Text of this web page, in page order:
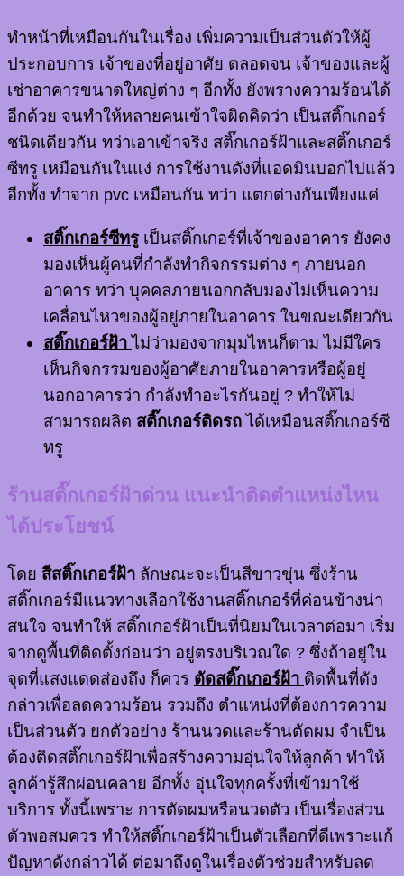
ทำหน้าที่เหมือนกันในเรื่อง เพิ่มความเป็นส่วนตัวให้ผู้
ประกอบการ เจ้าของที่อยู่อาศัย ตลอดจน เจ้าของและผู้
เช่าอาคารขนาดใหญ่ต่าง ๆ อีกทั้ง ยังพรางความร้อนได้
อีกด้วย จนทำให้หลายคนเข้าใจผิดคิดว่า เป็นสติ๊กเกอร์
ชนิดเดียวกัน ทว่าเอาเข้าจริง สติ๊กเกอร์ฝ้าและสติ๊กเกอร์
ซีทรู เหมือนกันในแง่ การใช้งานดังที่แอดมินบอกไปแล้ว
อีกทั้ง ทำจาก pvc เหมือนกัน ทว่า แตกต่างกันเพียงแค่
สติ๊กเกอร์ซีทรู เป็นสติ๊กเกอร์ที่เจ้าของอาคาร ยังคง
มองเห็นผู้คนที่กำลังทำกิจกรรมต่าง ๆ ภายนอก
อาคาร ทว่า บุคคลภายนอกกลับมองไม่เห็นความ
เคลื่อนไหวของผู้อยู่ภายในอาคาร ในขณะเดียวกัน
สติ๊กเกอร์ฝ้าไม่ว่ามองจากมุมไหนก็ตาม ไม่มีใคร
เห็นกิจกรรมของผู้อาศัยภายในอาคารหรือผู้อยู่
นอกอาคารว่า กำลังทำอะไรกันอยู่ ? ทำให้ไม่
สามารถผลิต สติ๊กเกอร์ติดรถได้เหมือนสติ๊กเกอร์ซี
ทรู
ร้านสติ๊กเกอร์ฝ้าด่วน แนะนำติดตำแหน่งไหน
ได้ประโยชน์
โดย สีสติ๊กเกอร์ฝ้า ลักษณะจะเป็นสีขาวขุ่น ซึ่งร้าน
สติ๊กเกอร์มีแนวทางเลือกใช้งานสติ๊กเกอร์ที่ค่อนข้างน่า
สนใจ จนทำให้ สติ๊กเกอร์ฝ้าเป็นที่นิยมในเวลาต่อมา เริ่ม
จากดูพื้นที่ติดตั้งก่อนว่า อยู่ตรงบริเวณใด ? ซึ่งถ้าอยู่ใน
จุดที่แสงแดดส่องถึง ก็ควร ตัดสติ๊กเกอร์ฝ้า ติดพื้นที่ดัง
กล่าวเพื่อลดความร้อน รวมถึง ตำแหน่งที่ต้องการความ
เป็นส่วนตัว ยกตัวอย่าง ร้านนวดและร้านตัดผม จำเป็น
ต้องติดสติ๊กเกอร์ฝ้าเพื่อสร้างความอุ่นใจให้ลูกค้า ทำให้
ลูกค้ารู้สึกผ่อนคลาย อีกทั้ง อุ่นใจทุกครั้งที่เข้ามาใช้
บริการ ทั้งนี้เพราะ การตัดผมหรือนวดตัว เป็นเรื่องส่วน
ตัวพอสมควร ทำให้สติ๊กเกอร์ฝ้าเป็นตัวเลือกที่ดีเพราะแก้
ปัญหาดังกล่าวได้ ต่อมาถึงดูในเรื่องตัวช่วยสำหรับลด